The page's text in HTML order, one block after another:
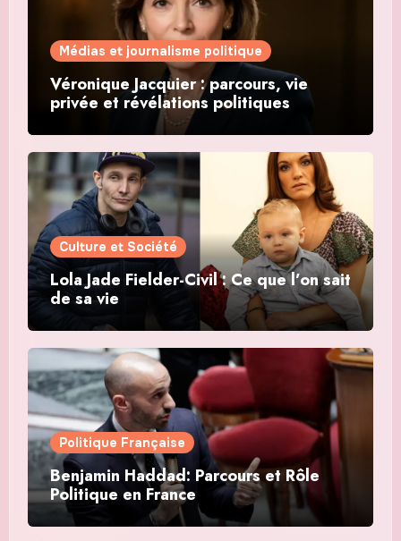
Médias et journalisme politique
Véronique Jacquier : parcours, vie
privée et révélations politiques
Culture et Société
Lola Jade Fielder-Civil : Ce que l’on sait
de sa vie
Politique Française
Benjamin Haddad: Parcours et Rôle
Politique en France